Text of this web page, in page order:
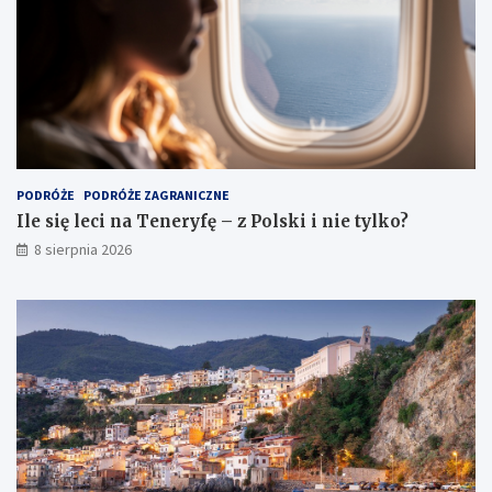
PODRÓŻE PODRÓŻE ZAGRANICZNE
Ile się leci na Teneryfę – z Polski i nie tylko?
8 sierpnia 2026